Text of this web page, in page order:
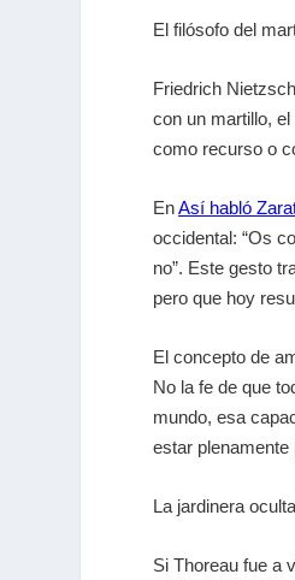
El filósofo del
Friedrich
con un martillo,
como recurso o
EnAsí habló
occidental: “Os
no”. Este gesto
pero que hoy
El concepto de
No la fe de que
mundo, esa
estar
La jardinera oculta
Si Thoreau fue a